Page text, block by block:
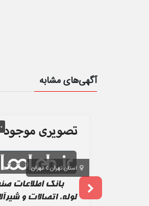
آگهی‌های مشابه
50
استان تهران تهران